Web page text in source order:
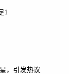
1
，引发热议